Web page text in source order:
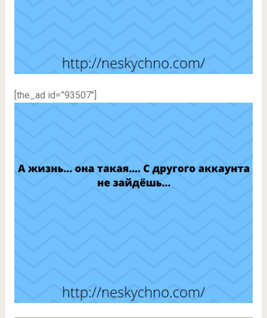
[the_ad id=”93507″]